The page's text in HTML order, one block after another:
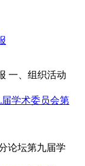
一、组织活动
学术委员会第
论坛第九届学